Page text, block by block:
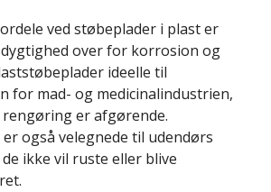
ved støbeplader i plast er
over for korrosion og
ideelle til
for mad- og medicinalindustrien,
er afgørende.
også velegnede til udendørs
ikke vil ruste eller blive